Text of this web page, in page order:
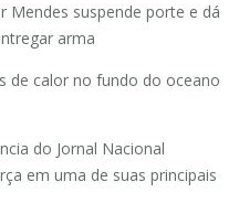
Mendes suspende porte e dá
arma
de calor no fundo do oceano
do Jornal Nacional
em uma de suas principais